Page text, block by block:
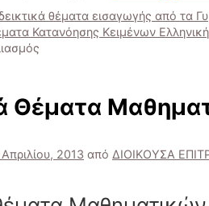
θέματα εισαγωγής από τα
Κατανόησης Κειμένων
Κατανόησης
Κειμένων
(Γυμνάσιο
Θέματα
2013 από ΔΙΟΙΚΟΥΣΑ